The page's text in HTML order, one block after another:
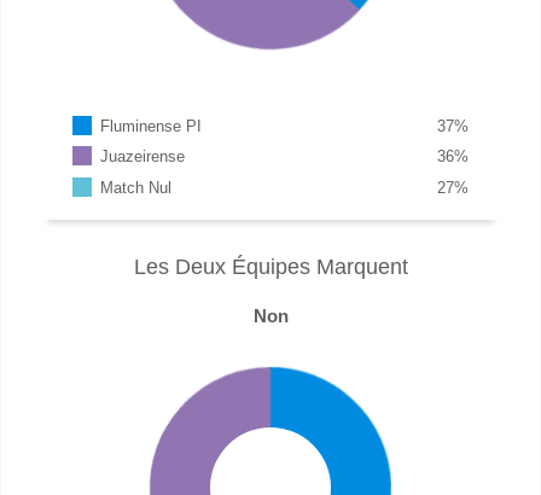
Fluminense PI %
37
Juazeirense
%
36
Match Nul
%
27
Les Deux Équipes Marquent
Non